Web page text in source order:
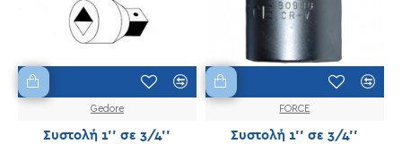
Gedore
Συστολή 1'' σε 3/4''
FORCE
Συστολή 1'' σε 3/4''